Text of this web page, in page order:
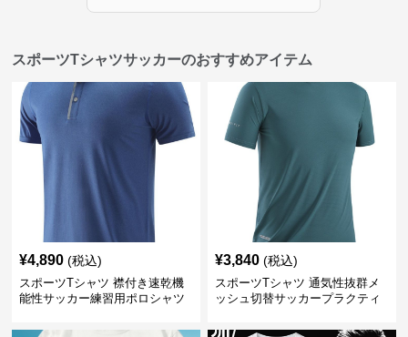
スポーツTシャツサッカーのおすすめアイテム
¥4,890 (税込)
スポーツTシャツ 襟付き速乾機
能性サッカー練習用ポロシャツ
¥3,840 (税込)
スポーツTシャツ 通気性抜群メ
ッシュ切替サッカープラクティ